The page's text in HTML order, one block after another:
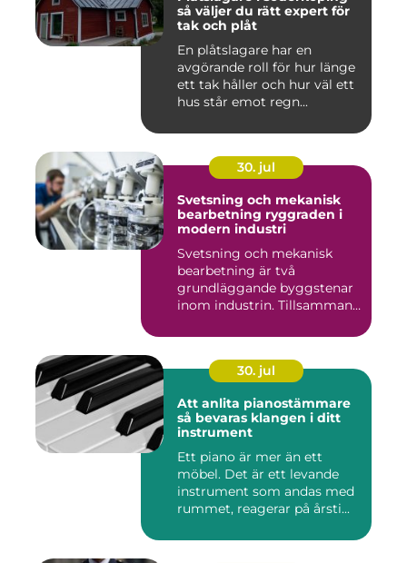
så väljer du rätt expert för
tak och plåt
En plåtslagare har en
avgörande roll för hur länge
ett tak håller och hur väl ett
hus står emot regn...
30. jul
Svetsning och mekanisk
bearbetning ryggraden i
modern industri
Svetsning och mekanisk
bearbetning är två
grundläggande byggstenar
inom industrin. Tillsammans
30. jul
Att anlita pianostämmare
så bevaras klangen i ditt
instrument
Ett piano är mer än ett
möbel. Det är ett levande
instrument som andas med
rummet, reagerar på årsti...